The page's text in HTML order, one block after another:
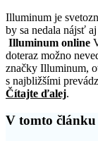
Illuminum je
by sa nedala nájsť
Illuminum online
doteraz možno
značky Illuminum,
s najbližšími
Čítajte ďalej.
V tomto článku